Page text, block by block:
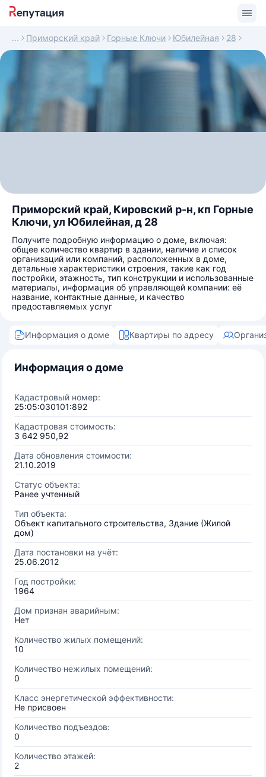
Приморский край Горные Ключи Юбилейная 28
Приморский край, Кировский р-н, кп Горные
Ключи, ул Юбилейная, д 28
Получите подробную информацию о доме, включая:
общее количество квартир в здании, наличие и список
организаций или компаний, расположенных в доме,
детальные характеристики строения, такие как год
постройки, этажность, тип конструкции и использованные
материалы, информация об управляющей компании: её
название, контактные данные, и качество
предоставляемых услуг
Информация о доме Квартиры по адресу
Информация о доме
Кадастровый номер:
25:05:030101:892
Кадастровая стоимость:
3 642 950,92
Дата обновления стоимости:
21.10.2019
Статус объекта:
Ранее учтенный
Тип объекта:
Объект капитального строительства, Здание (Жилой
дом)
Дата постановки на учёт:
25.06.2012
Год постройки:
1964
Дом признан аварийным:
Нет
Количество жилых помещений:
10
Количество нежилых помещений:
0
Класс энергетической эффективности:
Не присвоен
Количество подъездов:
0
Количество этажей:
2